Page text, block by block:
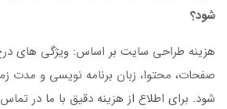
شود؟
هزینه طراحی سایت بر اساس: ویژگی های
صفحات، محتوا، زبان برنامه نویسی و مدت
شود. برای اطلاع از هزینه دقیق با ما در